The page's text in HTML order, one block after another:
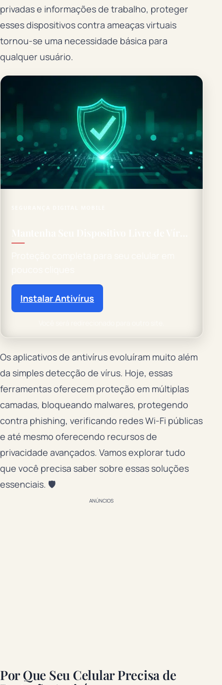
privadas e informações de trabalho, proteger
esses dispositivos contra ameaças virtuais
tornou-se uma necessidade básica para
qualquer usuário.
Instalar Antivírus
Os aplicativos de antivírus evoluíram muito além
da simples detecção de vírus. Hoje, essas
ferramentas oferecem proteção em múltiplas
camadas, bloqueando malwares, protegendo
contra phishing, verificando redes Wi-Fi públicas
e até mesmo oferecendo recursos de
privacidade avançados. Vamos explorar tudo
que você precisa saber sobre essas soluções
essenciais. 🛡️
ANÚNCIOS
Por Que Seu Celular Precisa de